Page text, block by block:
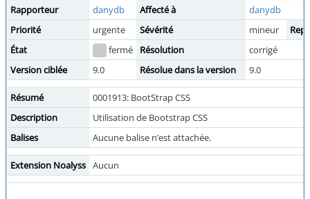
Rapporteur danydb Affecté à
danydb
Priorité
urgente Sévérité mineur
État
fermé Résolution
corrigé
Version ciblée
9.0 Résolue dans la version 9.0
Résumé
0001913: BootStrap CSS
Description
Utilisation de Bootstrap CSS
Balises
Aucune balise n’est attachée.
Extension Noalyss Aucun